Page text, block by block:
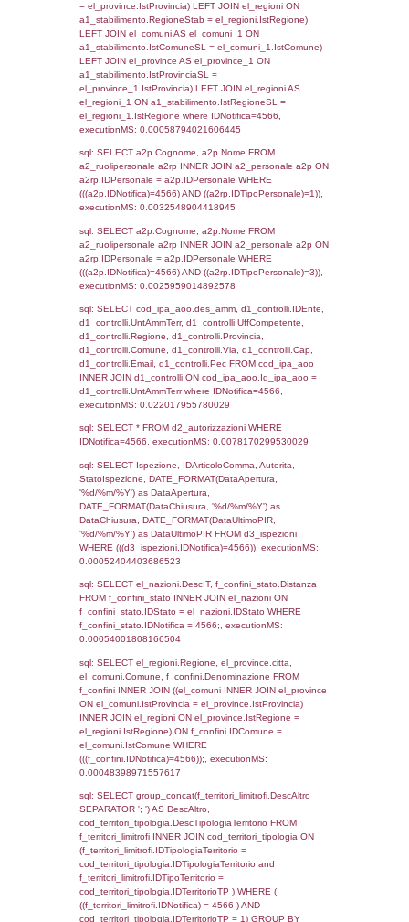
Debug
sql: SELECT COUNT(*) FROM `userlevels`
`userlevelid` = -2, executionMS:
sql: SELECT `userlevelid`, `userlevelname`
`userlevels`, executionMS:
sql: SELECT COUNT(*) FROM
WHERE `userlevelid` = -2, executionMS:
0.00020694732666016
sql: SELECT `tablename`, `userlevelid`,
`userlevelpermissions` WHERE `userlevelid`
executionMS: 0.00099992752075195
sql: SELECT a1.RagioneSociale,
localita, el_prov.citta AS provincia,
DATE(n.DataInvioNotifica) as
n.FileNotificaZip, n.DataFileNotificaZip
LEFT JOIN infostabilimento i ON
a1.CodiceUnivoco = n.CodiceUnivoco LEFT
el_comuni AS el_com ON a1.ComuneStab =
el_com.IstComune LEFT JOIN el_province
a1.ProvinciaStab = el_prov.IstProvincia
n.IDNotifica = 4566;, executionMS:
sql: SELECT a1_stabilimento.*,
ComuneST, el_province.citta as
el_regioni.Regione as RegioneST,
as ComuneSL, el_province_1.citta as
el_regioni_1.Regione as RegioneSL FROM
(((((a1_stabilimento LEFT JOIN el_comuni
a1_stabilimento.ComuneStab =
LEFT JOIN el_province ON
= el_province.IstProvincia) LEFT JOIN
LEFT JOIN el_comuni AS el_comuni_1 ON
a1_stabilimento.IstComuneSL =
LEFT JOIN el_province AS el_province_1
a1_stabilimento.IstProvinciaSL =
el_province_1.IstProvincia) LEFT JOIN
el_regioni_1 ON